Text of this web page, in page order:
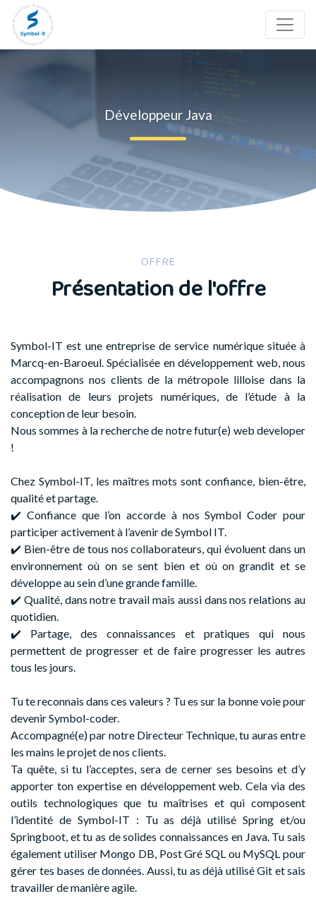
Développeur Java
OFFRE
Présentation de l'offre
Symbol-IT est une entreprise de service numérique située à
Marcq-en-Baroeul. Spécialisée en développement web, nous
accompagnons nos clients de la métropole lilloise dans la
réalisation de leurs projets numériques, de l’étude à la
conception de leur besoin.
Nous sommes à la recherche de notre futur(e) web developer
!
Chez Symbol-IT, les maîtres mots sont confiance, bien-être,
qualité et partage.
✔️ Confiance que l’on accorde à nos Symbol Coder pour
participer activement à l’avenir de Symbol IT.
✔️ Bien-être de tous nos collaborateurs, qui évoluent dans un
environnement où on se sent bien et où on grandit et se
développe au sein d’une grande famille.
✔️ Qualité, dans notre travail mais aussi dans nos relations au
quotidien.
✔️ Partage, des connaissances et pratiques qui nous
permettent de progresser et de faire progresser les autres
tous les jours.
Tu te reconnais dans ces valeurs ? Tu es sur la bonne voie pour
devenir Symbol-coder.
Accompagné(e) par notre Directeur Technique, tu auras entre
les mains le projet de nos clients.
Ta quête, si tu l’acceptes, sera de cerner ses besoins et d’y
apporter ton expertise en développement web. Cela via des
outils technologiques que tu maîtrises et qui composent
l’identité de Symbol-IT : Tu as déjà utilisé Spring et/ou
Springboot, et tu as de solides connaissances en Java. Tu sais
également utiliser Mongo DB, Post Gré SQL ou MySQL pour
gérer tes bases de données. Aussi, tu as déjà utilisé Git et sais
travailler de manière agile.